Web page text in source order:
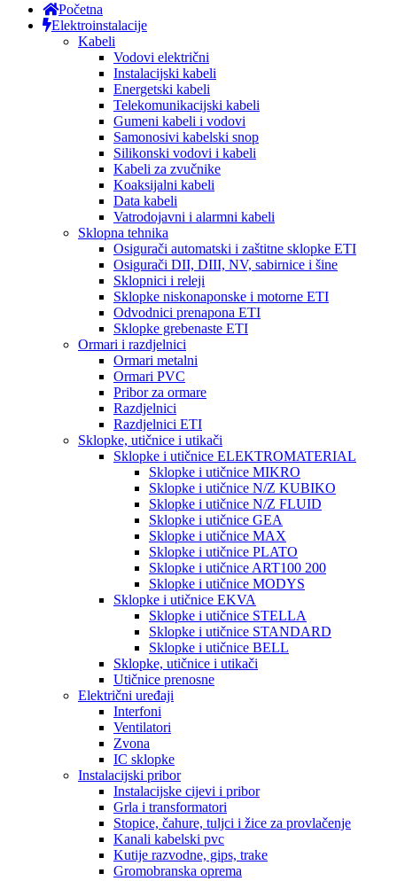
Početna
Elektroinstalacije
Kabeli
Vodovi električni
Instalacijski kabeli
Energetski kabeli
Telekomunikacijski kabeli
Gumeni kabeli i vodovi
Samonosivi kabelski snop
Silikonski vodovi i kabeli
Kabeli za zvučnike
Koaksijalni kabeli
Data kabeli
Vatrodojavni i alarmni kabeli
Sklopna tehnika
Osigurači automatski i zaštitne sklopke ETI
Osigurači DII, DIII, NV, sabirnice i šine
Sklopnici i releji
Sklopke niskonaponske i motorne ETI
Odvodnici prenapona ETI
Sklopke grebenaste ETI
Ormari i razdjelnici
Ormari metalni
Ormari PVC
Pribor za ormare
Razdjelnici
Razdjelnici ETI
Sklopke, utičnice i utikači
Sklopke i utičnice ELEKTROMATERIAL
Sklopke i utičnice MIKRO
Sklopke i utičnice N/Z KUBIKO
Sklopke i utičnice N/Z FLUID
Sklopke i utičnice GEA
Sklopke i utičnice MAX
Sklopke i utičnice PLATO
Sklopke i utičnice ART100 200
Sklopke i utičnice MODYS
Sklopke i utičnice EKVA
Sklopke i utičnice STELLA
Sklopke i utičnice STANDARD
Sklopke i utičnice BELL
Sklopke, utičnice i utikači
Utičnice prenosne
Električni uređaji
Interfoni
Ventilatori
Zvona
IC sklopke
Instalacijski pribor
Instalacijske cijevi i pribor
Grla i transformatori
Stopice, čahure, tuljci i žice za provlačenje
Kanali kabelski pvc
Kutije razvodne, gips, trake
Gromobranska oprema